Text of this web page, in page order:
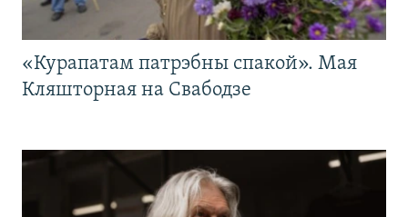
«Курапатам патрэбны спакой». Мая
Кляшторная на Свабодзе